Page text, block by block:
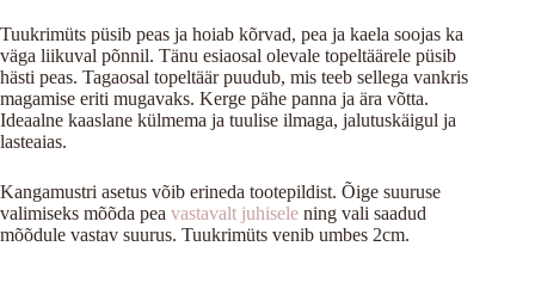
Tuukrimüts püsib peas ja hoiab kõrvad, pea ja kaela soojas ka
väga liikuval põnnil. Tänu esiaosal olevale topeltäärele püsib
hästi peas. Tagaosal topeltäär puudub, mis teeb sellega vankris
magamise eriti mugavaks. Kerge pähe panna ja ära võtta.
Ideaalne kaaslane külmema ja tuulise ilmaga, jalutuskäigul ja
lasteaias.
Kangamustri asetus võib erineda tootepildist. Õige suuruse
valimiseks mõõda pea vastavalt juhisele ning vali saadud
mõõdule vastav suurus. Tuukrimüts venib umbes 2cm.